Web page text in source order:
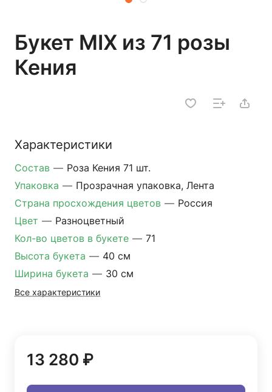
Букет MIX из 71 розы
Кения
Характеристики
Состав — Роза Кения 71 шт.
Упаковка — Прозрачная упаковка, Лента
Страна просхождения цветов — Россия
Цвет — Разноцветный
Кол-во цветов в букете — 71
Высота букета — 40 см
Ширина букета — 30 см
Все характеристики
13 280 ₽